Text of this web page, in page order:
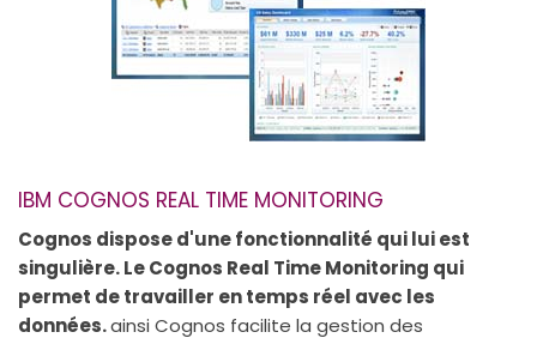
IBM COGNOS REAL TIME MONITORING
Cognos dispose d'une fonctionnalité qui lui est
singulière. Le Cognos Real Time Monitoring qui
permet de travailler en temps réel avec les
données.ainsi Cognos facilite la gestion des